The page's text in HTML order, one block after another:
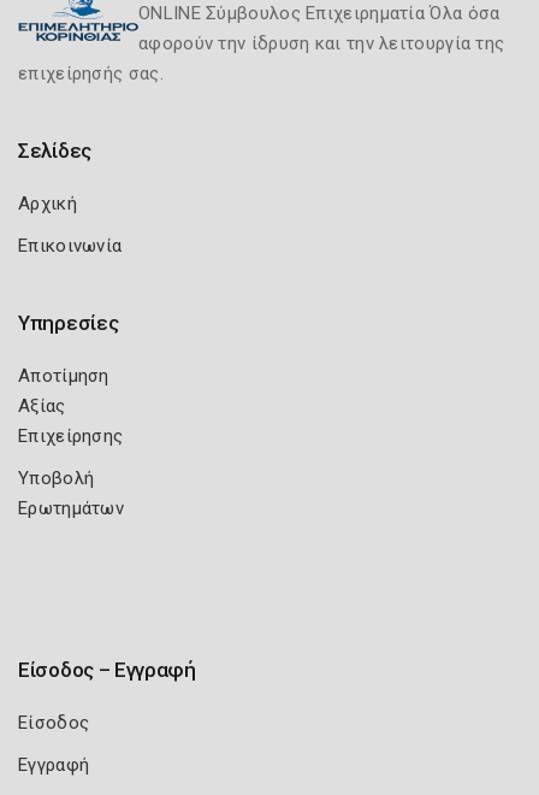
ONLINE Σύμβουλος Επιχειρηματία Όλα όσα
αφορούν την ίδρυση και την λειτουργία της
επιχείρησής σας.
Σελίδες
Αρχική
Επικοινωνία
Υπηρεσίες
Αποτίμηση
Αξίας
Επιχείρησης
Υποβολή
Ερωτημάτων
Είσοδος – Εγγραφή
Είσοδος
Εγγραφή